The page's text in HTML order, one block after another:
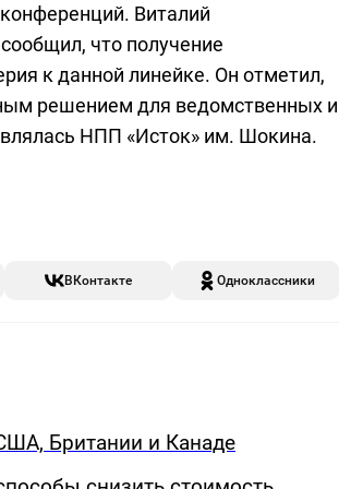
Виталий
что получение
к данной линейке. Он отметил,
решением для ведомственных и
НПП «Исток» им. Шокина.
ВКонтакте Одноклассники
Британии и Канаде